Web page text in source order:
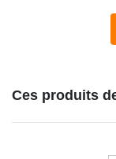
Ces produits